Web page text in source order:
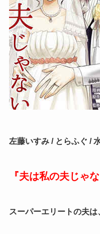
左藤いすみ / とらふぐ /
『夫は私の夫じゃな
スーパーエリートの夫